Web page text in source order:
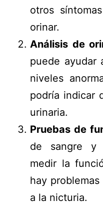
otros
orinar.
Análisis de
puede ayudar
niveles
podría indicar
urinaria.
Pruebas de
de sangre y
medir la
hay
a la nicturia.